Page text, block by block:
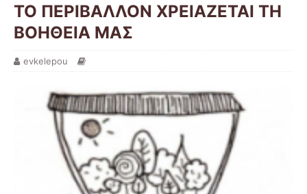
ΤΟ ΠΕΡΙΒΑΛΛΟΝ ΧΡΕΙΑΖΕΤΑΙ ΤΗ
ΒΟΗΘΕΙΑ ΜΑΣ
evkelepou